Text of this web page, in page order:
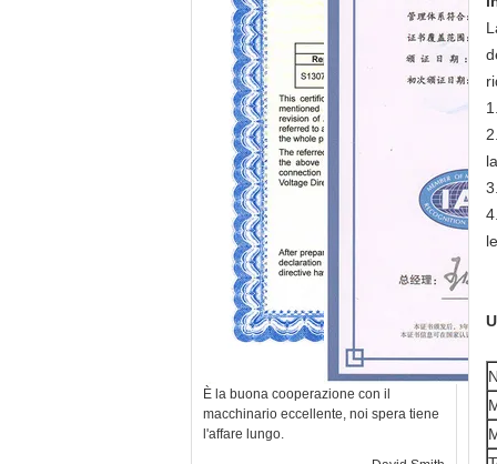
È la buona cooperazione con il
macchinario eccellente, noi spera tiene
l'affare lungo.